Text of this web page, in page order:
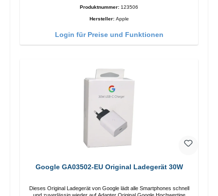
Produktnummer: 123506
Hersteller: Apple
Login für Preise und Funktionen
Google GA03502-EU Original Ladegerät 30W
Dieses Original Ladegerät von Google lädt alle Smartphones schnell